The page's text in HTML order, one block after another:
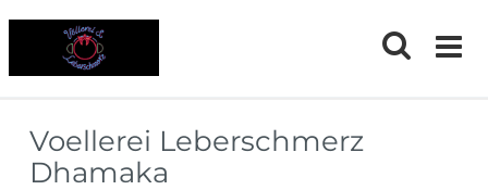
Voellerei Leberschmerz
Dhamaka